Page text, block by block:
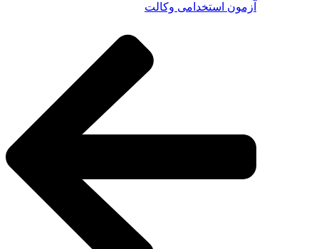
آزمون استخدامی وکالت